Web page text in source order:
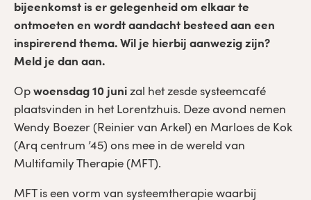
bijeenkomst is er gelegenheid om elkaar te
ontmoeten en wordt aandacht besteed aan een
inspirerend thema. Wil je hierbij aanwezig zijn?
Meld je dan aan.
Op woensdag 10 juni zal het zesde systeemcafé
plaatsvinden in het Lorentzhuis. Deze avond nemen
Wendy Boezer (Reinier van Arkel) en Marloes de Kok
(Arq centrum ’45) ons mee in de wereld van
Multifamily Therapie (MFT).
MFT is een vorm van systeemtherapie waarbij